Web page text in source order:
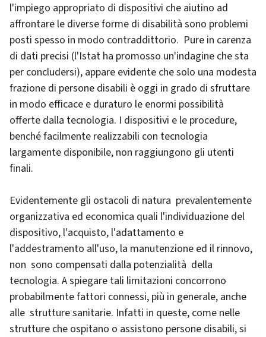
l'impiego appropriato di dispositivi che aiutino ad
affrontare le diverse forme di disabilità sono problemi
posti spesso in modo contraddittorio. Pure in carenza
di dati precisi (l'Istat ha promosso un'indagine che sta
per concludersi), appare evidente che solo una modesta
frazione di persone disabili è oggi in grado di sfruttare
in modo efficace e duraturo le enormi possibilità
offerte dalla tecnologia. I dispositivi e le procedure,
benché facilmente realizzabili con tecnologia
largamente disponibile, non raggiungono gli utenti
finali.
Evidentemente gli ostacoli di natura prevalentemente
organizzativa ed economica quali l'individuazione del
dispositivo, l'acquisto, l'adattamento e
l'addestramento all'uso, la manutenzione ed il rinnovo,
non sono compensati dalla potenzialità della
tecnologia. A spiegare tali limitazioni concorrono
probabilmente fattori connessi, più in generale, anche
alle strutture sanitarie. Infatti in queste, come nelle
strutture che ospitano o assistono persone disabili, si